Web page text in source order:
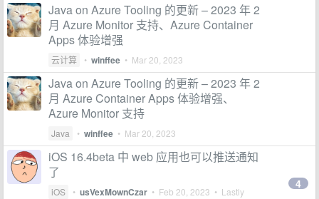
Java on Azure Tooling 的更新 – 2023 年 2
月 Azure Monitor 支持、Azure Container
Apps 体验增强
云计算 • winffee • Mar 20, 2023
Java on Azure Tooling 的更新 – 2023 年 2
月 Azure Container Apps 体验增强、
Azure Monitor 支持
Java • winffee • Mar 20, 2023
iOS 16.4beta 中 web 应用也可以推送通知
了
iOS • usVexMownCzar • Feb 20, 2023 • Lastly
4